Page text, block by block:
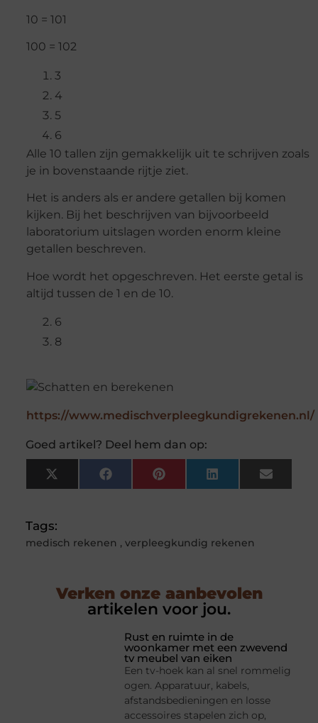
10 = 101
100 = 102
3
4
5
6
Alle 10 tallen zijn gemakkelijk uit te schrijven zoals
je in bovenstaande rijtje ziet.
Het is anders als er andere getallen bij komen
kijken. Bij het beschrijven van bijvoorbeeld
laboratorium uitslagen worden enorm kleine
getallen beschreven.
Hoe wordt het opgeschreven. Het eerste getal is
altijd tussen de 1 en de 10.
6
8
https://www.medischverpleegkundigrekenen.nl/
Goed artikel? Deel hem dan op:
X
(Twitter)
FacebookPinterestLinkedInEmail
Tags:
medisch rekenen , verpleegkundig rekenen
Verken onze aanbevolen
artikelen voor jou.
Rust en ruimte in de
woonkamer met een zwevend
tv meubel van eiken
Een tv-hoek kan al snel rommelig
ogen. Apparatuur, kabels,
afstandsbedieningen en losse
accessoires stapelen zich op,